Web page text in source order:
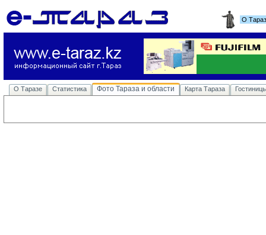
О
О Таразе Статистика Фото Тараза и области Карта Тараза